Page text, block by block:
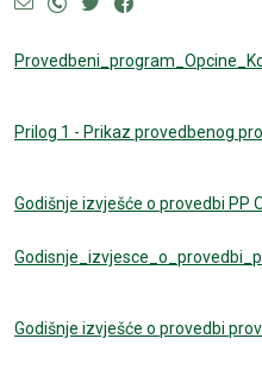
Prilog 1 - Prikaz provedbenog
Godišnje izvješće o provedbi PP
Godišnje izvješće o provedbi